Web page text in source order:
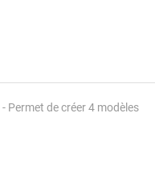
Permet de créer 4 modèles